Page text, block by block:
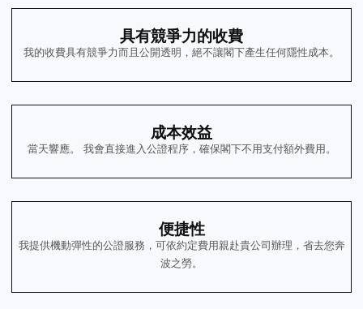
具有競爭力的收費
我的收費具有競爭力而且公開透明，絕不讓閣下產生任何隱性成本。
成本效益
當天響應。 我會直接進入公證程序，確保閣下不用支付額外費用。
便捷性
我提供機動彈性的公證服務，可依約定費用親赴貴公司辦理，省去您奔
波之勞。